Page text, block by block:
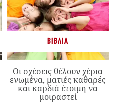
ΒΙΒΛΊΑ
Οι σχέσεις θέλουν χέρια
ενωμένα, ματιές καθαρές
και καρδιά έτοιμη να
μοιραστεί